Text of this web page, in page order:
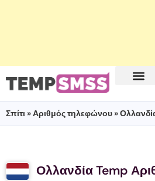
Σπίτι »Αριθμός τηλεφώνου »
Ολλανδία Temp